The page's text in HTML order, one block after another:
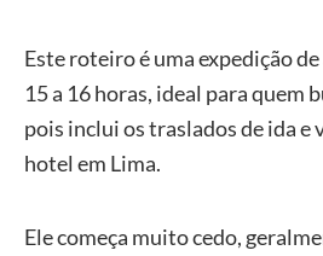
Este roteiro é uma expedição
15 a 16 horas, ideal para quem
pois inclui os traslados de ida
hotel em Lima.
Ele começa muito cedo,